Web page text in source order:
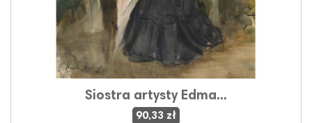
Siostra artysty Edma...
90,33 zł